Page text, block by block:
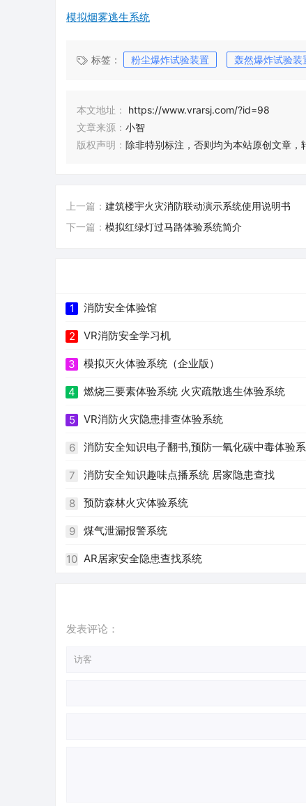
模拟烟雾逃生系统
标签： 粉尘爆炸试验装置 轰然爆炸试验装
本文地址：
https://www.vrarsj.com/?id=98
文章来源： 小智
版权声明： 除非特别标注，否则均为本站原创文章，
上一篇： 建筑楼宇火灾消防联动演示系统使用说明书
下一篇： 模拟红绿灯过马路体验系统简介
1 消防安全体验馆
2 VR消防安全学习机
3 模拟灭火体验系统（企业版）
4 燃烧三要素体验系统 火灾疏散逃生体验系统
5 VR消防火灾隐患排查体验系统
6 消防安全知识电子翻书,预防一氧化碳中毒体验
7 消防安全知识趣味点播系统 居家隐患查找
8 预防森林火灾体验系统
9 煤气泄漏报警系统
10 AR居家安全隐患查找系统
发表评论：